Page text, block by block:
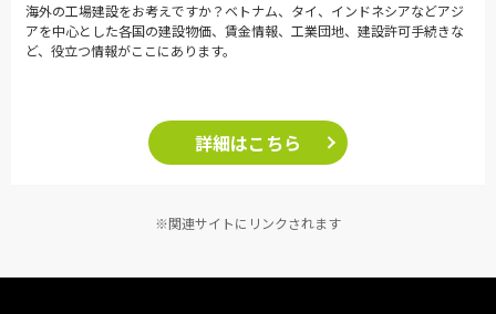
海外の工場建設をお考えですか？ベトナム、タイ、インドネシアなどアジ
アを中心とした各国の建設物価、賃金情報、工業団地、建設許可手続きな
ど、役立つ情報がここにあります。
詳細はこちら
※関連サイトにリンクされます